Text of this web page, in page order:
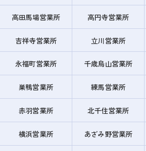
高田馬場営業所 高円寺営業所
吉祥寺営業所 立川営業所
永福町営業所 千歳烏山営業所
巣鴨営業所 練馬営業所
赤羽営業所 北千住営業所
横浜営業所 あざみ野営業所